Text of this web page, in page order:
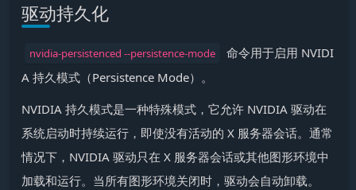
驱动持久化
nvidia-persistenced --persistence-mode
​ 命令用于启用 NVIDI
A 持久模式（Persistence Mode）。
NVIDIA 持久模式是一种特殊模式，它允许 NVIDIA 驱动在
系统启动时持续运行，即使没有活动的 X 服务器会话。通常
情况下，NVIDIA 驱动只在 X 服务器会话或其他图形环境中
加载和运行。当所有图形环境关闭时，驱动会自动卸载。